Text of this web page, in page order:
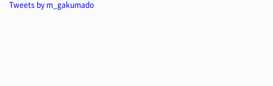
Tweets by m_gakumado